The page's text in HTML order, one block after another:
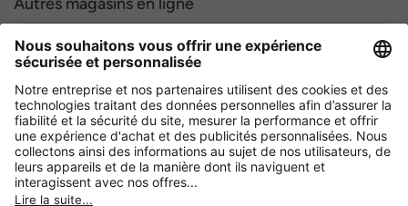
Belgique
Achetez en toute sécurité avec :